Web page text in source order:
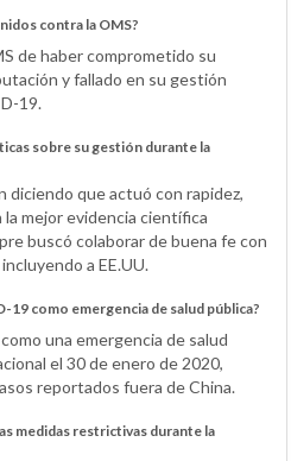
contra la OMS?
de haber comprometido su
y fallado en su gestión
19.
sobre su gestión durante la
diciendo que actuó con rapidez,
mejor evidencia científica
buscó colaborar de buena fe con
a EE.UU.
19 como emergencia de salud pública?
una emergencia de salud
el 30 de enero de 2020,
reportados fuera de China.
medidas restrictivas durante la